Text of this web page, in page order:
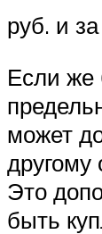
руб. и
Если же
может
другому
Это
быть